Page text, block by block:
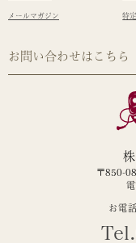
メールマガジン 特
お問い合わせはこちら
〒850-
お電